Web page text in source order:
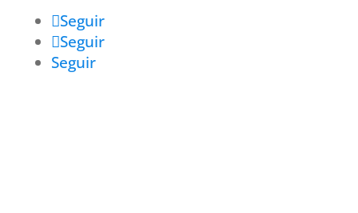
Seguir
Seguir
Seguir